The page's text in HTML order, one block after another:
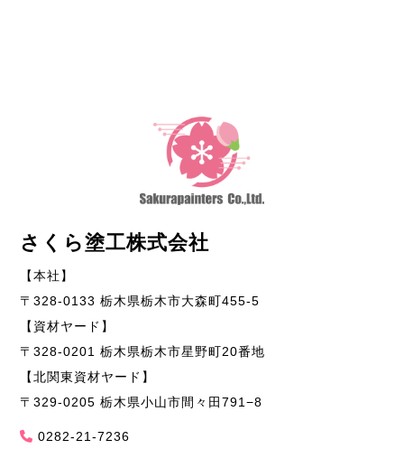
さくら塗工株式会社
【本社】
〒328-0133 栃木県栃木市大森町455-5
【資材ヤード】
〒328-0201 栃木県栃木市星野町20番地
【北関東資材ヤード】
〒329-0205 栃木県小山市間々田791−8
0282-21-7236